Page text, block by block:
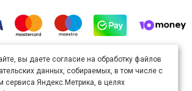
произведение доступно полицензии Creative
Commons «Attribution» («Атрибуция») 4.0
Непортированная.
вы даете согласие на обработку файлов
данных, собираемых, в том числе с
сервиса Яндекс.Метрика, в целях